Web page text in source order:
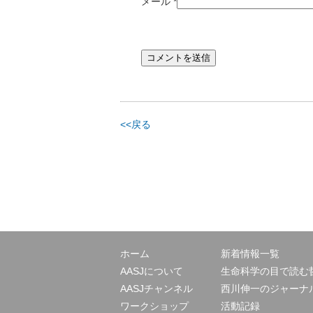
<<戻る
ホーム
AASJについて
AASJチャンネル
ワークショップ
新着情報一覧
生命科学の目で読む
西川伸一のジャーナ
活動記録